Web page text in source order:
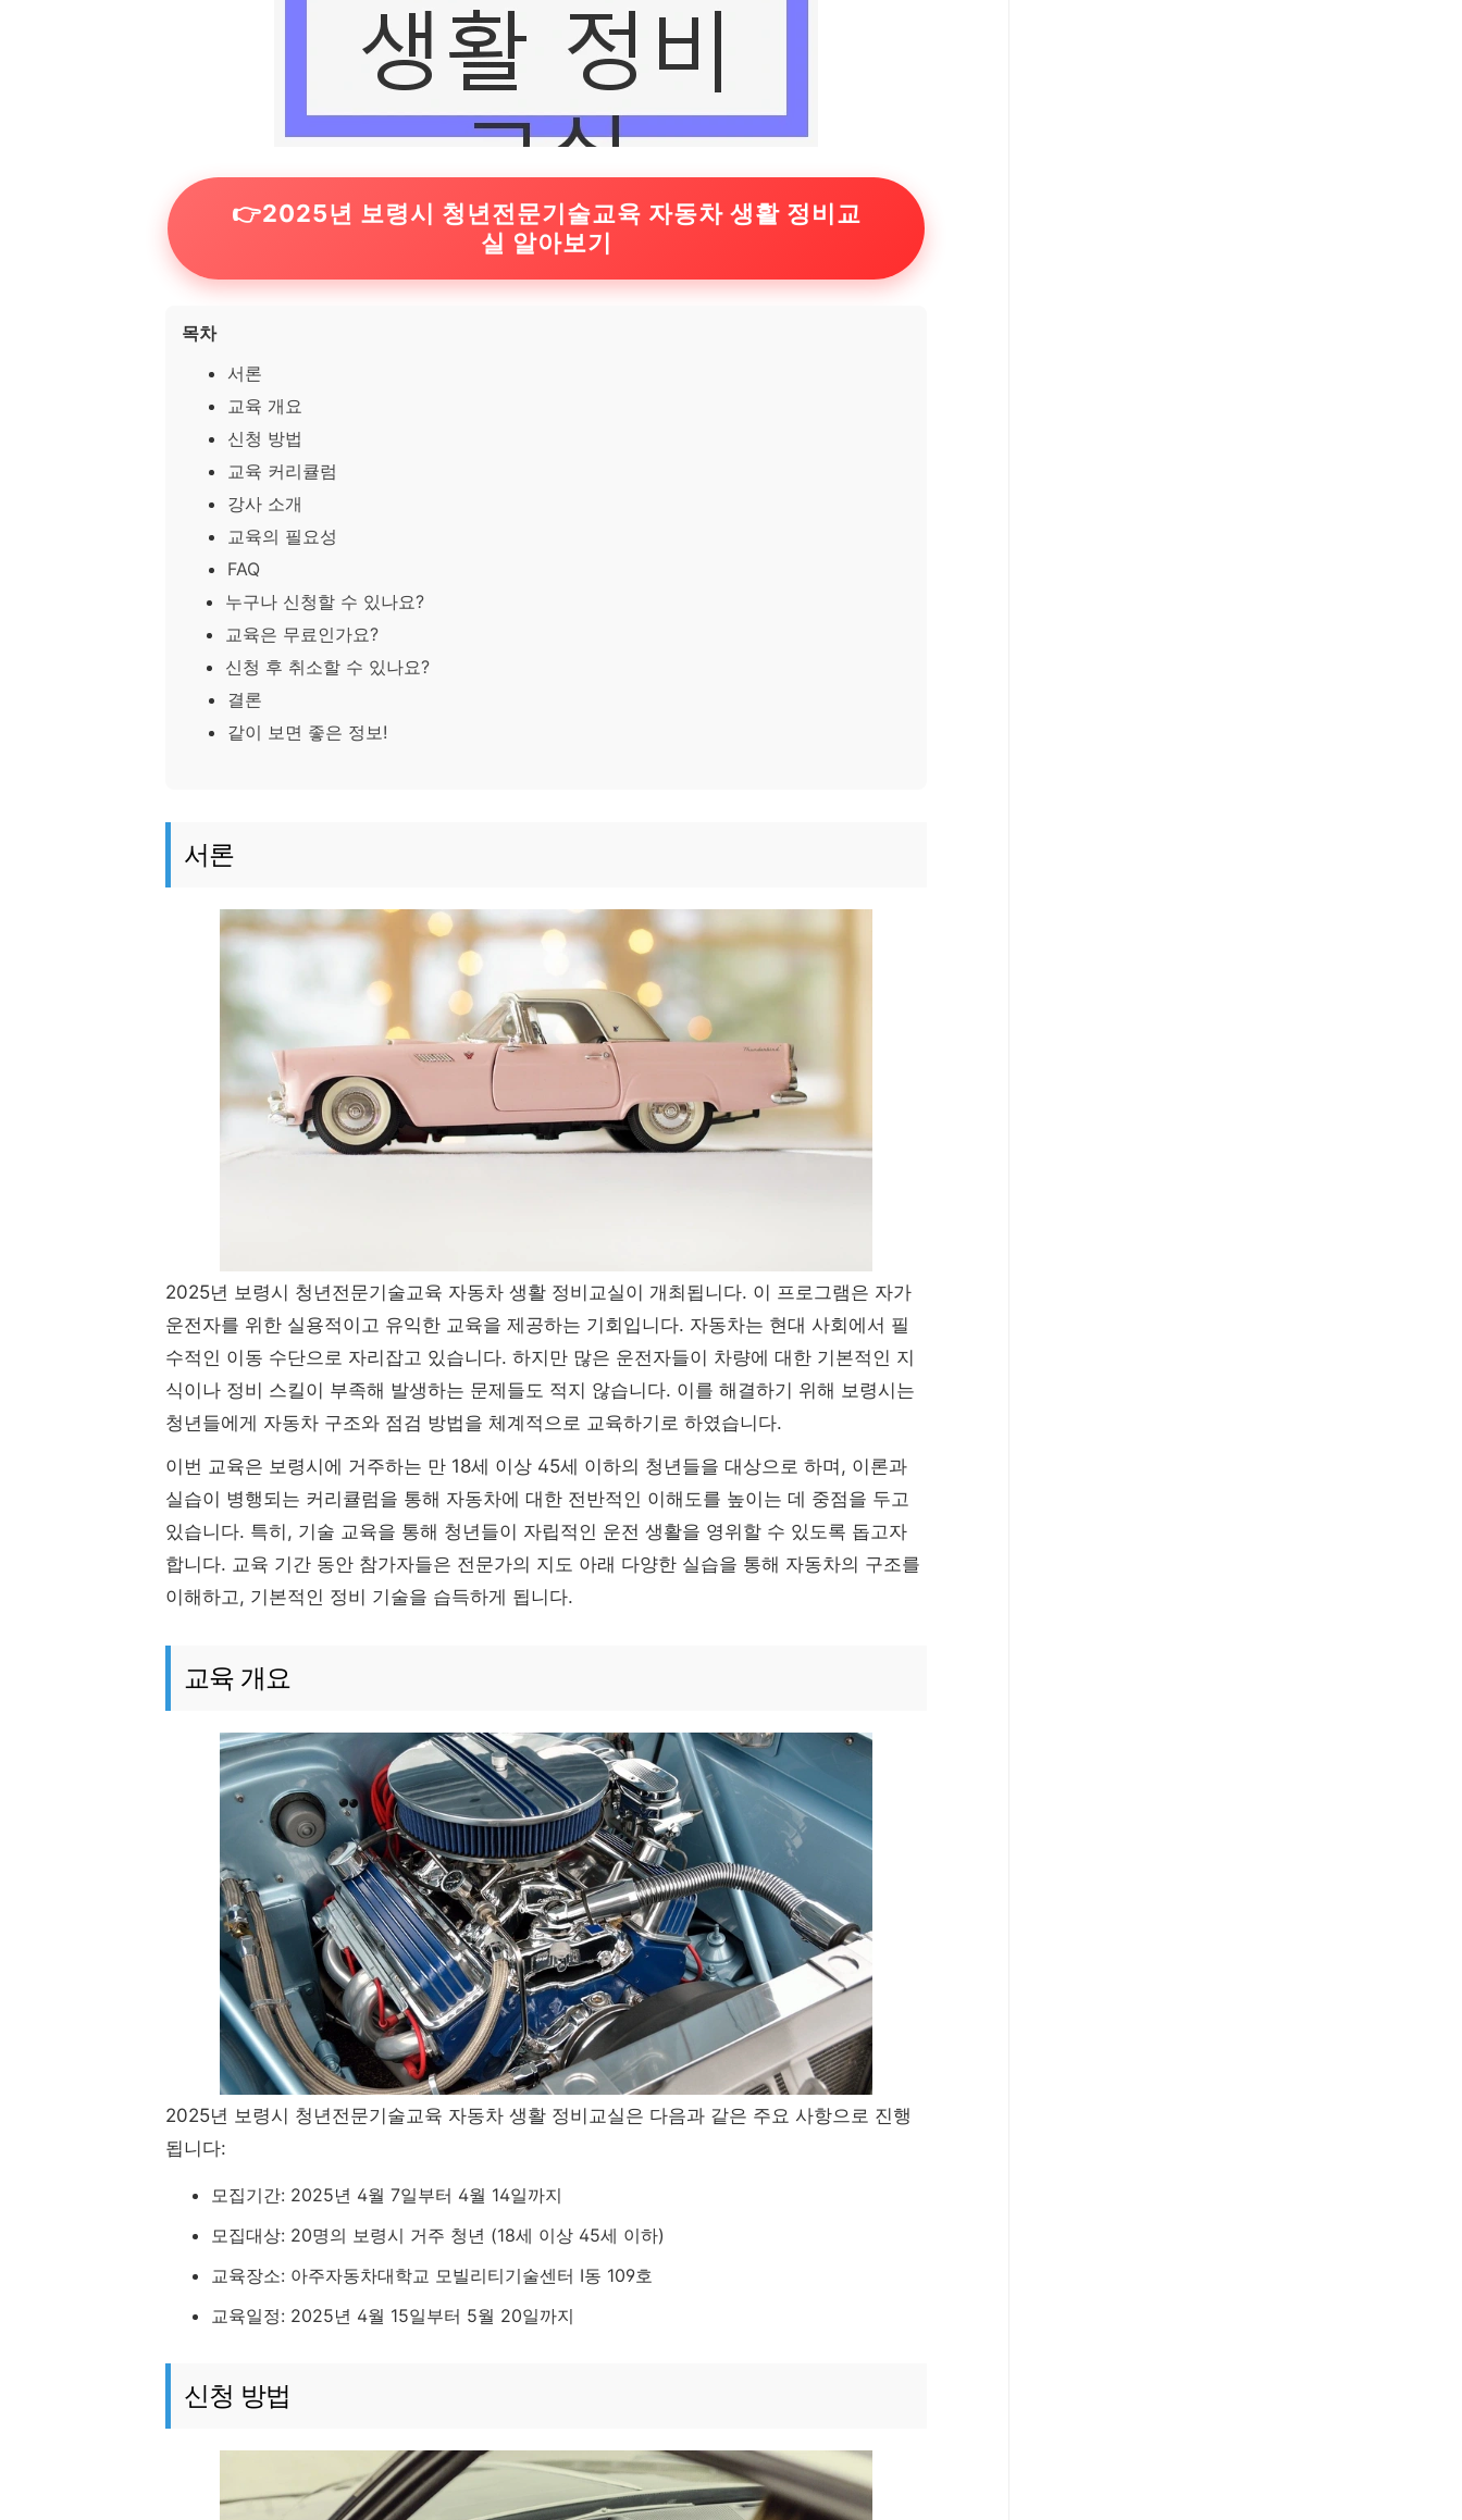
👉2025년 보령시 청년전문기술교육 자동차 생활 정비교
실 알아보기
목차
서론
교육 개요
신청 방법
교육 커리큘럼
강사 소개
교육의 필요성
FAQ
누구나 신청할 수 있나요?
교육은 무료인가요?
신청 후 취소할 수 있나요?
결론
같이 보면 좋은 정보!
서론
2025년 보령시 청년전문기술교육 자동차 생활 정비교실이 개최됩니다. 이 프로그램은 자가
운전자를 위한 실용적이고 유익한 교육을 제공하는 기회입니다. 자동차는 현대 사회에서 필
수적인 이동 수단으로 자리잡고 있습니다. 하지만 많은 운전자들이 차량에 대한 기본적인 지
식이나 정비 스킬이 부족해 발생하는 문제들도 적지 않습니다. 이를 해결하기 위해 보령시는
청년들에게 자동차 구조와 점검 방법을 체계적으로 교육하기로 하였습니다.
이번 교육은 보령시에 거주하는 만 18세 이상 45세 이하의 청년들을 대상으로 하며, 이론과
실습이 병행되는 커리큘럼을 통해 자동차에 대한 전반적인 이해도를 높이는 데 중점을 두고
있습니다. 특히, 기술 교육을 통해 청년들이 자립적인 운전 생활을 영위할 수 있도록 돕고자
합니다. 교육 기간 동안 참가자들은 전문가의 지도 아래 다양한 실습을 통해 자동차의 구조를
이해하고, 기본적인 정비 기술을 습득하게 됩니다.
교육 개요
2025년 보령시 청년전문기술교육 자동차 생활 정비교실은 다음과 같은 주요 사항으로 진행
됩니다:
모집기간: 2025년 4월 7일부터 4월 14일까지
모집대상: 20명의 보령시 거주 청년 (18세 이상 45세 이하)
교육장소: 아주자동차대학교 모빌리티기술센터 I동 109호
교육일정: 2025년 4월 15일부터 5월 20일까지
신청 방법